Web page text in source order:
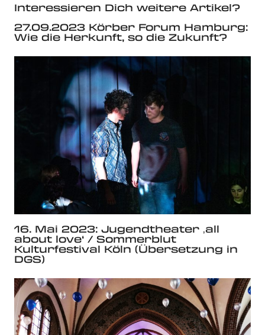
Interessieren Dich weitere Artikel?
27.09.2023 Körber Forum Hamburg:
Wie die Herkunft, so die Zukunft?
16. Mai 2023: Jugendtheater ‚all
about love‘ / Sommerblut
Kulturfestival Köln (Übersetzung in
DGS)